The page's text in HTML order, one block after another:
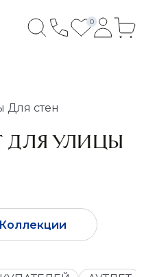
0
Для стен
ДЛЯ УЛИЦЫ
Коллекции